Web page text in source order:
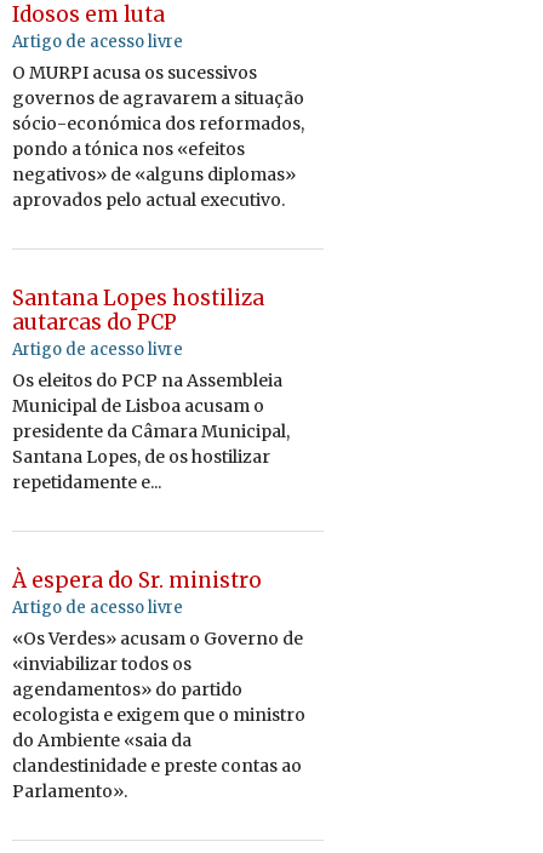
Idosos em luta
Artigo de acesso livre
O MURPI acusa os sucessivos
governos de agravarem a situação
sócio-económica dos reformados,
pondo a tónica nos «efeitos
negativos» de «alguns diplomas»
aprovados pelo actual executivo.
Santana Lopes hostiliza
autarcas do PCP
Artigo de acesso livre
Os eleitos do PCP na Assembleia
Municipal de Lisboa acusam o
presidente da Câmara Municipal,
Santana Lopes, de os hostilizar
repetidamente e...
À espera do Sr. ministro
Artigo de acesso livre
«Os Verdes» acusam o Governo de
«inviabilizar todos os
agendamentos» do partido
ecologista e exigem que o ministro
do Ambiente «saia da
clandestinidade e preste contas ao
Parlamento».